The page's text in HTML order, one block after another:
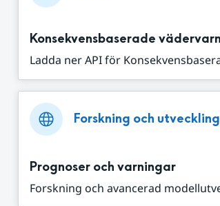
Konsekvensbaserade
Ladda ner API för
Forskning och utveckling
Prognoser och varningar
Forskning och avancerad